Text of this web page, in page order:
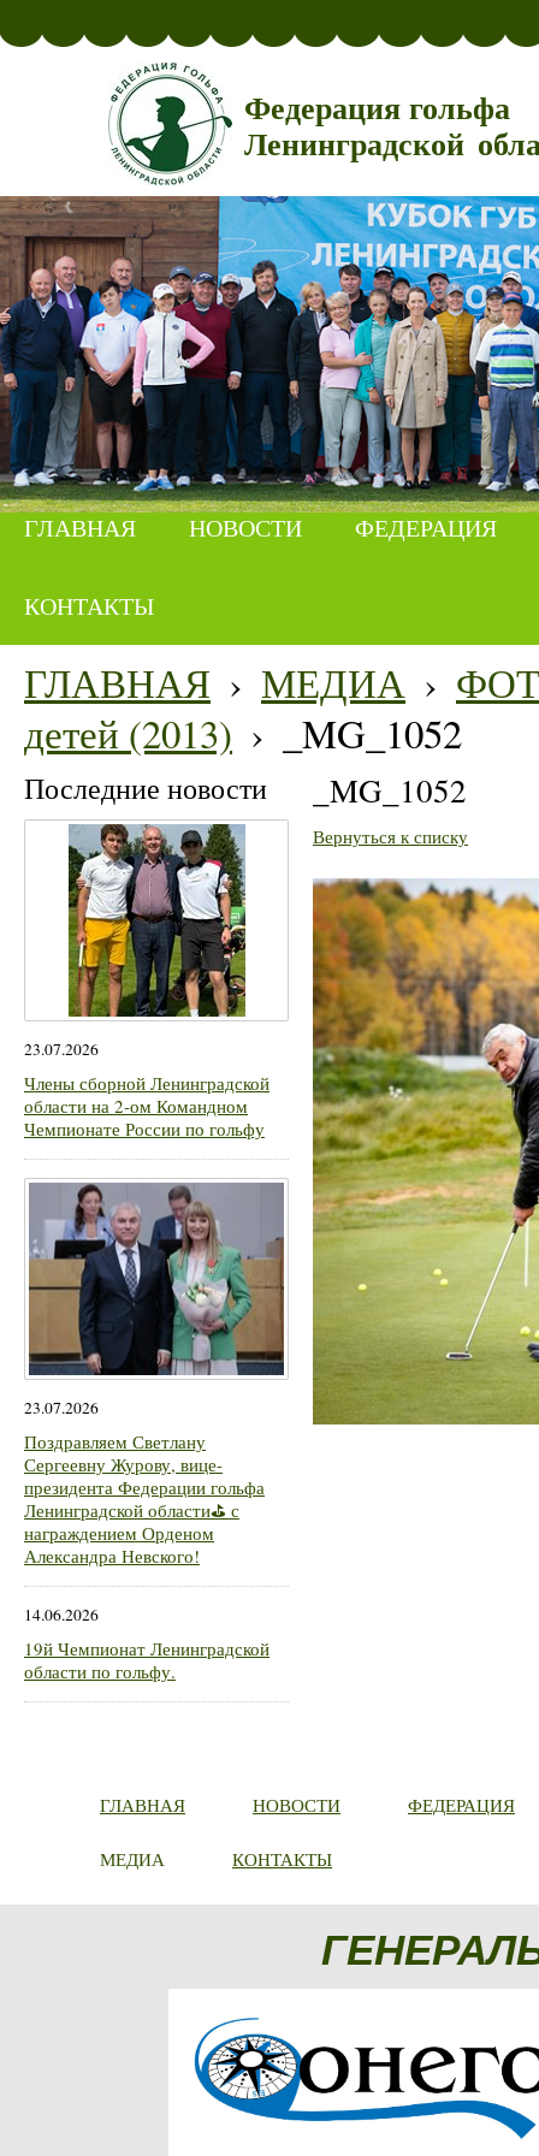
Федерация гольфа
Ленинградской
ГЛАВНАЯ НОВОСТИ ФЕДЕРАЦИЯ
КОНТАКТЫ
ГЛАВНАЯ › МЕДИА ›
детей (2013) › _MG_1052
Последние новости
23.07.2026
Члены сборной Ленинградской
области на 2-ом Командном
Чемпионате России по гольфу
23.07.2026
Поздравляем Светлану
Сергеевну Журову, вице-
президента Федерации гольфа
Ленинградской области⛳ с
награждением Орденом
Александра Невского!
14.06.2026
19й Чемпионат Ленинградской
области по гольфу.
_MG_1052
Вернуться к списку
ГЛАВНАЯ НОВОСТИ ФЕДЕРАЦИЯ
МЕДИА КОНТАКТЫ